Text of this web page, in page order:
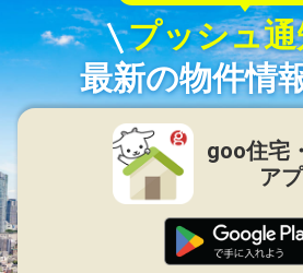
プッシュ
最新の物件情
goo住宅
ア